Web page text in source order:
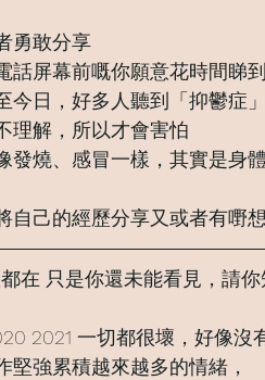
勇敢分享
話屏幕前嘅你願意花時間睇
今日，好多人聽到「抑鬱症
理解，所以才會害怕
發燒、感冒一樣，其實是身
自己的經歷分享又或者有嘢
在 只是你還未能看見，請
2021 一切都很壞，好像沒
堅強累積越來越多的情緒，